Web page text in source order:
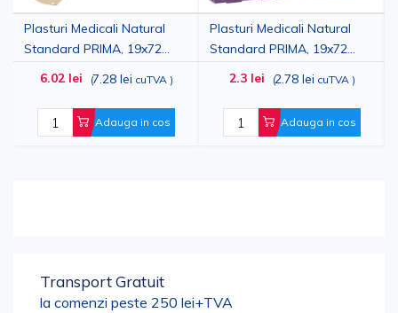
Transport Gratuit
la comenzi peste 250 lei+TVA
Plasturi Medicali Natural
Standard PRIMA, 19x72
6.02 lei (7.28 lei cuTVA )
Adauga in cos
Plasturi Medicali Natural
Standard PRIMA, 19x72
2.3 lei (2.78 lei cuTVA )
Adauga in cos